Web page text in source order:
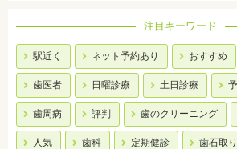
注目キーワード
駅近く ネット予約あり おすすめ
歯医者 日曜診療 土日診療
歯周病 評判 歯のクリーニング
人気 歯科 定期健診 歯石取り